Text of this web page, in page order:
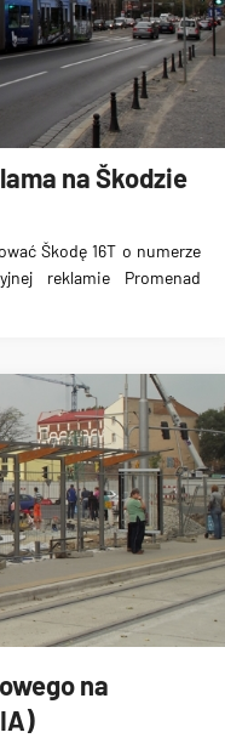
na Škodzie
Škodę 16T o numerze
reklamie Promenad
na